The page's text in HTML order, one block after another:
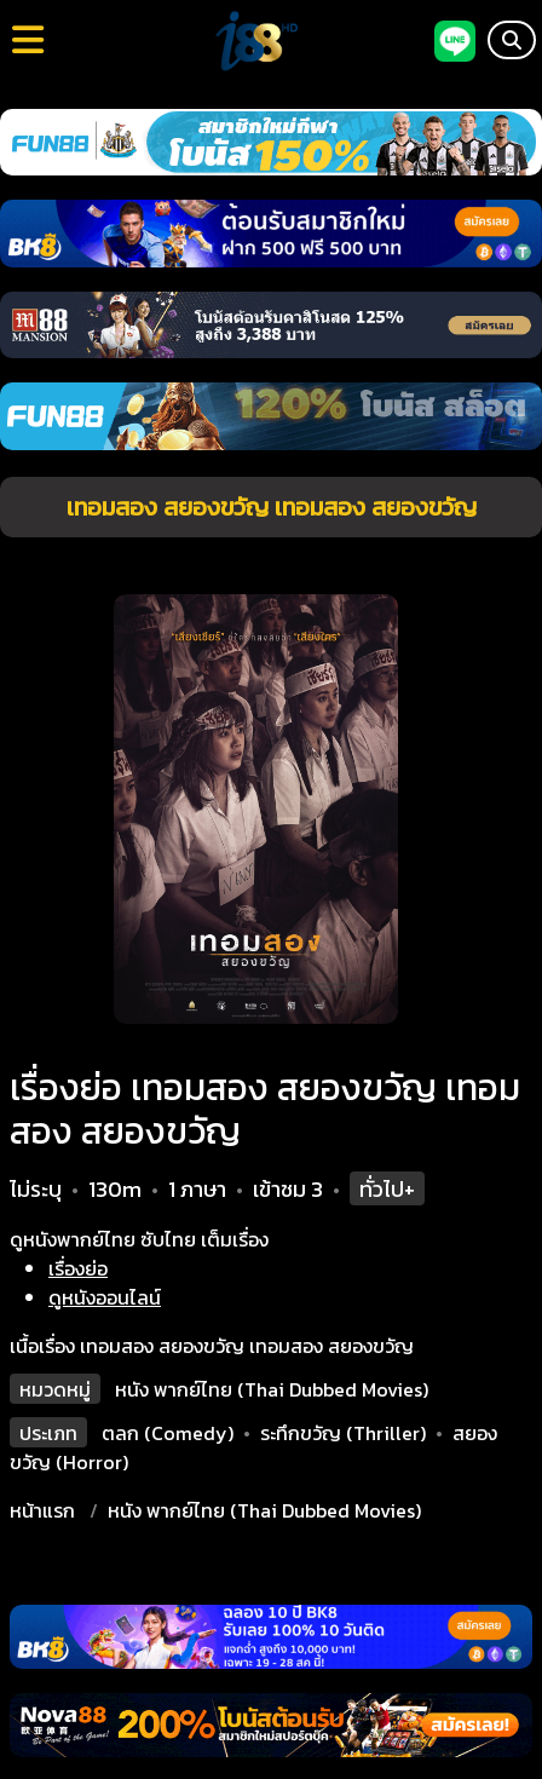
เทอมสอง สยองขวัญ เทอมสอง สยองขวัญ
เรื่องย่อ เทอมสอง สยองขวัญ เทอม
สอง สยองขวัญ
ไม่ระบุ • 130m • 1 ภาษา • เข้าชม 3 • ทั่วไป+
ดูหนังพากย์ไทย ซับไทย เต็มเรื่อง
เรื่องย่อ
ดูหนังออนไลน์
เนื้อเรื่อง เทอมสอง สยองขวัญ เทอมสอง สยองขวัญ
หมวดหมู่
หนัง พากย์ไทย (Thai Dubbed Movies)
ประเภท
ตลก (Comedy) • ระทึกขวัญ (Thriller) • สยอง
ขวัญ (Horror)
หน้าแรก
หนัง พากย์ไทย (Thai Dubbed Movies)